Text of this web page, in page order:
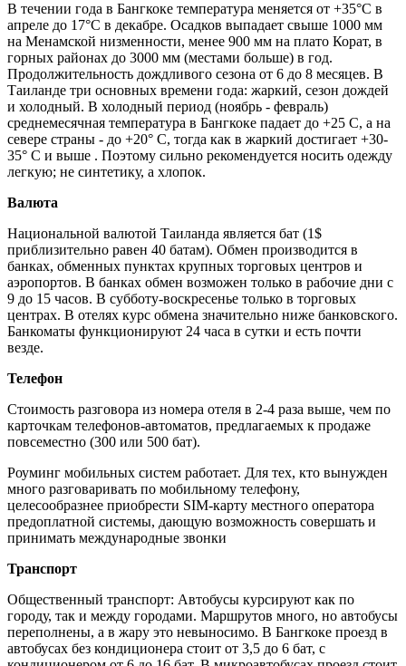
В течении года в Бангкоке температура меняется от +35°C в
апреле до 17°С в декабре. Осадков выпадает свыше 1000 мм
на Менамской низменности, менее 900 мм на плато Корат, в
горных районах до 3000 мм (местами больше) в год.
Продолжительность дождливого сезона от 6 до 8 месяцев. В
Таиланде три основных времени года: жаркий, сезон дождей
и холодный. В холодный период (ноябрь - февраль)
среднемесячная температура в Бангкоке падает до +25 C, а на
севере страны - до +20° C, тогда как в жаркий достигает +30-
35° C и выше . Поэтому сильно рекомендуется носить одежду
легкую; не синтетику, а хлопок.
Валюта
Национальной валютой Таиланда является бат (1$
приблизительно равен 40 батам). Обмен производится в
банках, обменных пунктах крупных торговых центров и
аэропортов. В банках обмен возможен только в рабочие дни с
9 до 15 часов. В субботу-воскресенье только в торговых
центрах. В отелях курс обмена значительно ниже банковского.
Банкоматы функционируют 24 часа в сутки и есть почти
везде.
Телефон
Стоимость разговора из номера отеля в 2-4 раза выше, чем по
карточкам телефонов-автоматов, предлагаемых к продаже
повсеместно (300 или 500 бат).
Роуминг мобильных систем работает. Для тех, кто вынужден
много разговаривать по мобильному телефону,
целесообразнее приобрести SIM-карту местного оператора
предоплатной системы, дающую возможность совершать и
принимать международные звонки
Транспорт
Общественный транспорт: Автобусы курсируют как по
городу, так и между городами. Маршрутов много, но автобусы
переполнены, а в жару это невыносимо. В Бангкоке проезд в
автобусах без кондиционера стоит от 3,5 до 6 бат, с